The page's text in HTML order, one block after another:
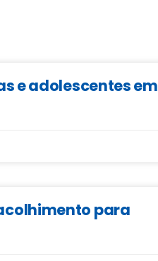
e adolescentes em
para